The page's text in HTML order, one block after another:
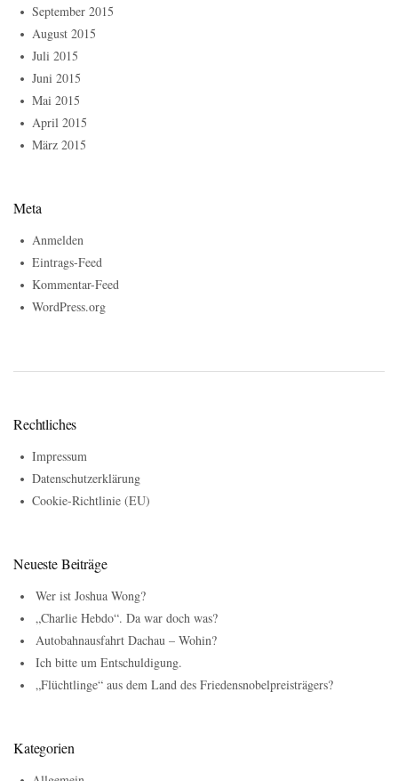
September 2015
August 2015
Juli 2015
Juni 2015
Mai 2015
April 2015
März 2015
Meta
Anmelden
Eintrags-Feed
Kommentar-Feed
WordPress.org
Rechtliches
Impressum
Datenschutzerklärung
Cookie-Richtlinie (EU)
Neueste Beiträge
Wer ist Joshua Wong?
„Charlie Hebdo“. Da war doch was?
Autobahnausfahrt Dachau – Wohin?
Ich bitte um Entschuldigung.
„Flüchtlinge“ aus dem Land des Friedensnobelpreisträgers?
Kategorien